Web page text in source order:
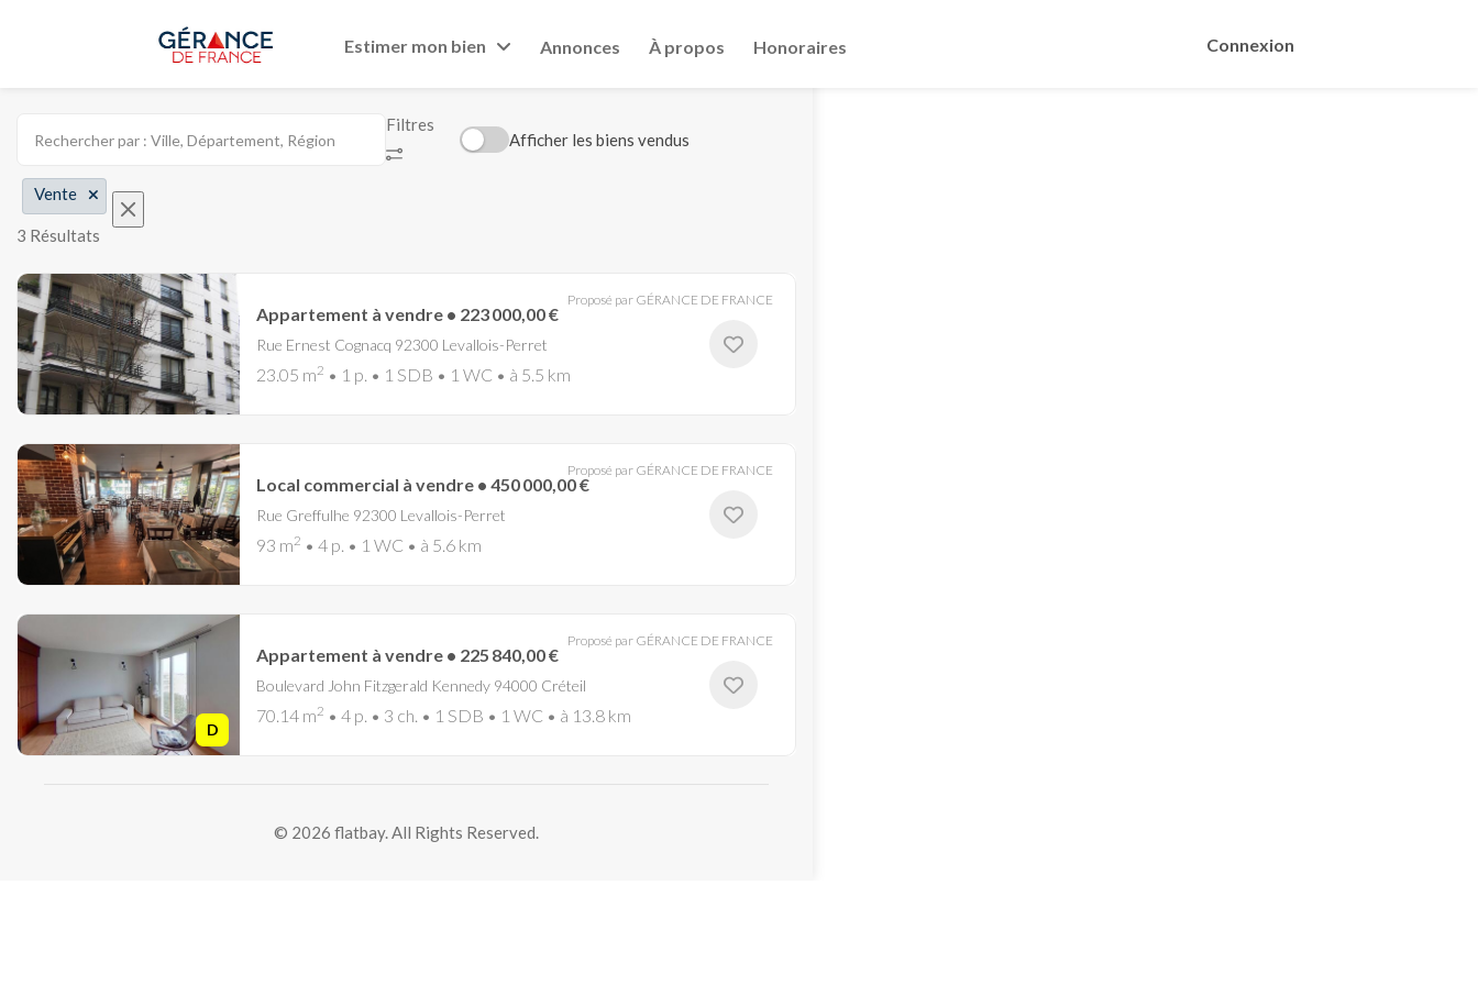
Estimer mon bien Annonces À propos Honoraires Connexion
Filtres
Afficher les biens vendus
Vente
3 Résultats
Proposé par GÉRANCE DE FRANCE
Appartement à vendre • 223 000,00 €
Rue Ernest Cognacq 92300 Levallois-Perret
23.05 m2 • 1 p. • 1 SDB • 1 WC • à 5.5 km
Proposé par GÉRANCE DE FRANCE
Local commercial à vendre • 450 000,00 €
Rue Greffulhe 92300 Levallois-Perret
93 m2 • 4 p. • 1 WC • à 5.6 km
D
Proposé par GÉRANCE DE FRANCE
Appartement à vendre • 225 840,00 €
Boulevard John Fitzgerald Kennedy 94000 Créteil
70.14 m2 • 4 p. • 3 ch. • 1 SDB • 1 WC • à 13.8 km
© 2026 flatbay. All Rights Reserved.